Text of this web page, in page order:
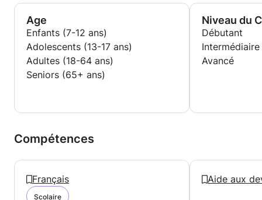
Age
Enfants (7-12 ans)
Adolescents (13-17 ans)
Adultes (18-64 ans)
Seniors (65+ ans)
Niveau du
Débutant
Intermédiaire
Avancé
Compétences
Français
Scolaire
Aide aux